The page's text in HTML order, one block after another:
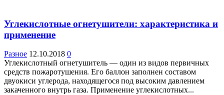
Углекислотные огнетушители: характеристика и
применение
Разное 12.10.2018 0
Углекислотный огнетушитель — один из видов первичных
средств пожаротушения. Его баллон заполнен составом
двуокиси углерода, находящегося под высоким давлением
закаченного внутрь газа. Применение углекислотных...